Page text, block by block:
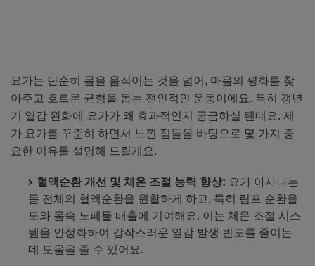
요가는 단순히 몸을 움직이는 것을 넘어, 마음의 평화를 찾
아주고 호르몬 균형을 돕는 전인적인 운동이에요. 특히 갱년
기 열감 완화에 요가가 왜 효과적인지 궁금하실 텐데요. 제
가 요가를 꾸준히 하면서 느낀 점들을 바탕으로 몇 가지 중
요한 이유를 설명해 드릴게요.
혈액순환 개선 및 체온 조절 능력 향상: 요가 아사나는
몸 전체의 혈액순환을 원활하게 하고, 특히 림프 순환을
도와 몸속 노폐물 배출에 기여해요. 이는 체온 조절 시스
템을 안정화하여 갑작스러운 열감 발생 빈도를 줄이는
데 도움을 줄 수 있어요.